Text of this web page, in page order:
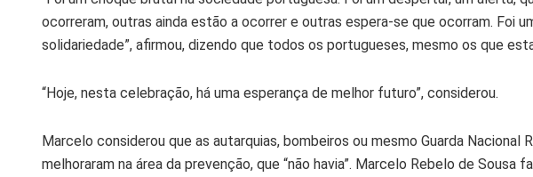
ocorreram, outras ainda estão a ocorrer e outras espera-se que ocorram. Foi
solidariedade”, afirmou, dizendo que todos os portugueses, mesmo os que
“Hoje, nesta celebração, há uma esperança de melhor futuro”, considerou.
Marcelo considerou que as autarquias, bombeiros ou mesmo Guarda Nacional
melhoraram na área da prevenção, que “não havia”. Marcelo Rebelo de